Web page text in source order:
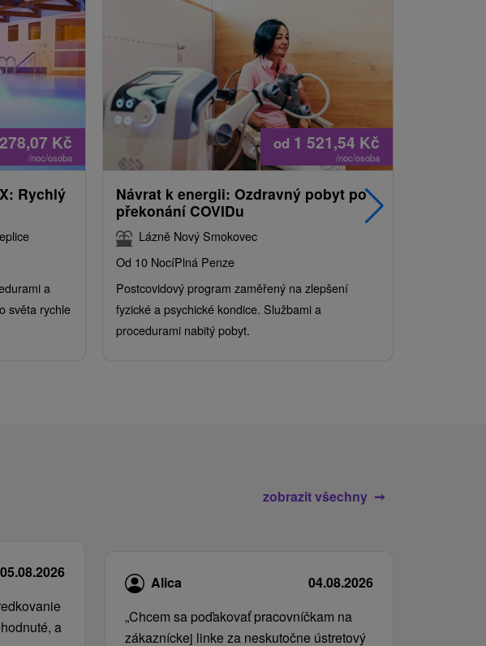
Kč
/noc/osoba
Rychlý
a
světa rychle
od 1 521,54 Kč
/noc/osoba
Návrat k energii: Ozdravný pobyt po
překonání COVIDu
Lázně Nový Smokovec
Od 10 NocíPlná Penze
Postcovidový program zaměřený na zlepšení
fyzické a psychické kondice. Službami a
procedurami nabitý pobyt.
zobrazit všechny
05.08.2026
a
Alica
04.08.2026
„Chcem sa poďakovať pracovníčkam na
zákazníckej linke za neskutočne ústretový